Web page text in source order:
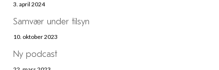
3. april 2024
Samvær under tilsyn
10. oktober 2023
Ny podcast